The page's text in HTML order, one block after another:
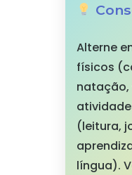
Alterne
físicos
(leitura,
língua).